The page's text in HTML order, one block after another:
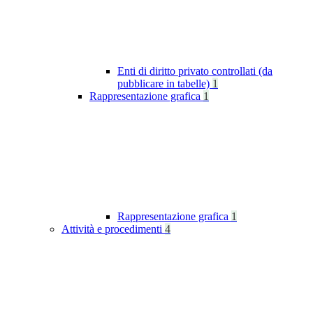
Enti di diritto privato controllati (da
pubblicare in tabelle) 1
Rappresentazione grafica 1
Rappresentazione grafica 1
Attività e procedimenti 4